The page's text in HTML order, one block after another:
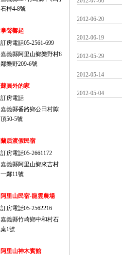
石棹4-8號
掌聲響起
訂房電話05-2561-699
嘉義縣阿里山鄉樂野村8
鄰樂野209-6號
蘇員外的家
訂房電話
嘉義縣番路鄉公田村隙
頂50-5號
蘭后渡假民宿
訂房電話05-2661172
嘉義縣阿里山鄉來吉村
一鄰11號
阿里山民宿-龍雲農場
訂房電話05-2562216
嘉義縣竹崎鄉中和村石
桌1號
阿里山神木賓館
2012-06-20
2012-06-19
2012-05-29
2012-05-14
2012-05-04